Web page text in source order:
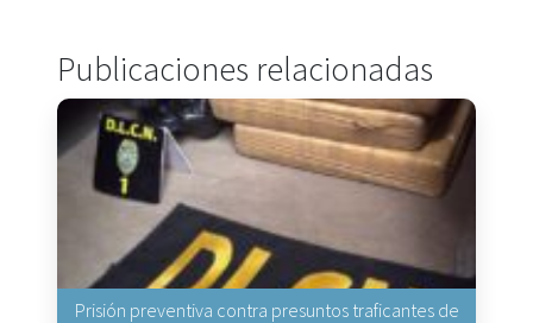
Publicaciones relacionadas
Prisión preventiva contra presuntos traficantes de